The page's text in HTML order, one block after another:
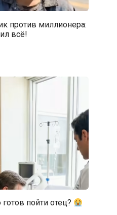
против миллионера:
всё!
пойти отец?